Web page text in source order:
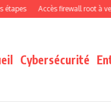
Accès firewall root à vendre !
Cybersécurité